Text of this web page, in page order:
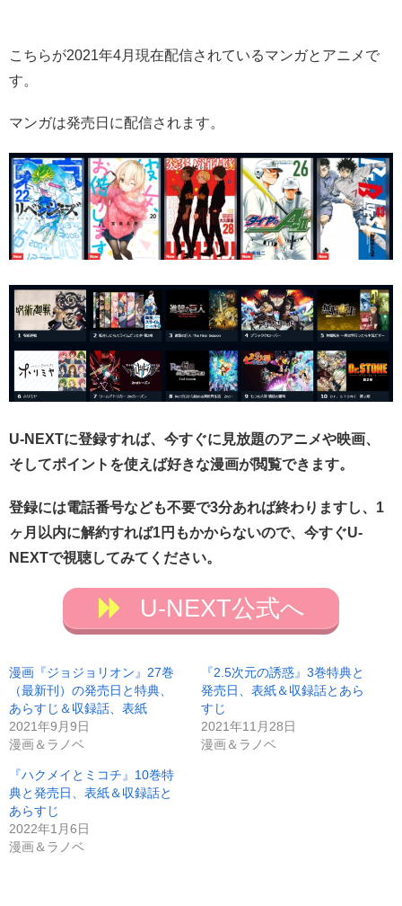
こちらが2021年4月現在配信されているマンガとアニメで
す。
マンガは発売日に配信されます。
U-NEXTに登録すれば、今すぐに見放題のアニメや映画、
そしてポイントを使えば好きな漫画が閲覧できます。
登録には電話番号なども不要で3分あれば終わりますし、1
ヶ月以内に解約すれば1円もかからないので、今すぐU-
NEXTで視聴してみてください。
U-NEXT公式へ
漫画『ジョジョリオン』27巻
（最新刊）の発売日と特典、
あらすじ＆収録話、表紙
2021年9月9日
漫画＆ラノベ
『2.5次元の誘惑』3巻特典と
発売日、表紙＆収録話とあら
すじ
2021年11月28日
漫画＆ラノベ
『ハクメイとミコチ』10巻特
典と発売日、表紙＆収録話と
あらすじ
2022年1月6日
漫画＆ラノベ